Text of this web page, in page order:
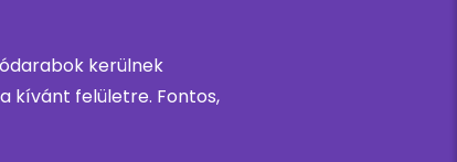
kerülnek
kívánt felületre. Fontos,